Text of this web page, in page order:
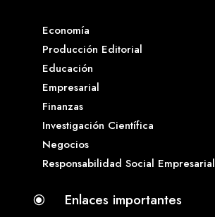
Economía
Producción Editorial
Educación
Empresarial
Finanzas
Investigación Científica
Negocios
Responsabilidad Social Empresarial
\ Enlaces importantes